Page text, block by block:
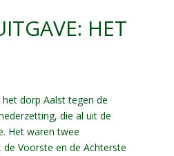
HET
dorp Aalst tegen de
die al uit de
Het waren twee
Voorste en de Achterste